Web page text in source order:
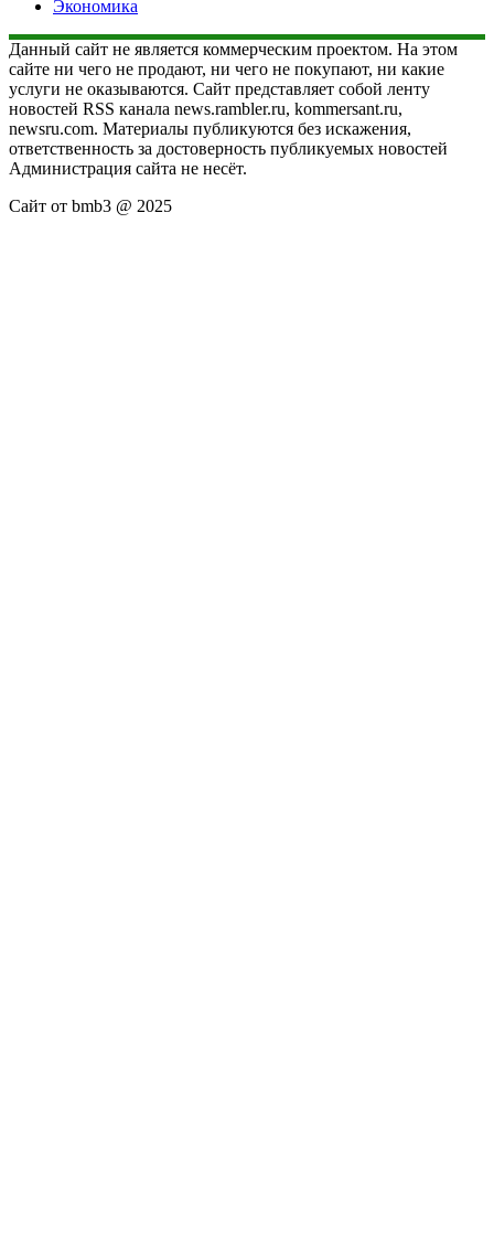
Экономика
Данный сайт не является коммерческим проектом. На этом
сайте ни чего не продают, ни чего не покупают, ни какие
услуги не оказываются. Сайт представляет собой ленту
новостей RSS канала news.rambler.ru, kommersant.ru,
newsru.com. Материалы публикуются без искажения,
ответственность за достоверность публикуемых новостей
Администрация сайта не несёт.
Сайт от bmb3 @ 2025